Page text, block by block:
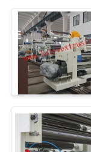
CONTRÔLE
DE
QUALITÉ
NOUS